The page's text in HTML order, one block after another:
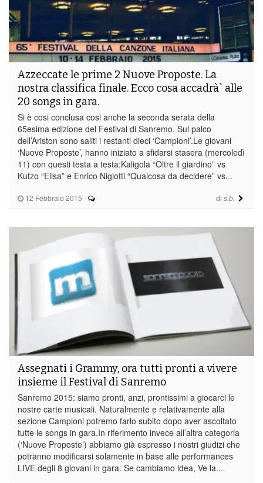
12 Febbraio 2015 - di s.b.
Azzeccate le prime 2 Nuove Proposte. La
nostra classifica finale. Ecco cosa accadrà` alle
20 songs in gara.
Si è cosi conclusa cosi anche la seconda serata della
65esima edizione del Festival di Sanremo. Sul palco
dell’Ariston sono saliti i restanti dieci ‘Campioni’.Le giovani
‘Nuove Proposte’, hanno iniziato a sfidarsi stasera (mercoledì
11) con questi testa a testa:Kaligola “Oltre il giardino” vs
Kutzo “Elisa” e Enrico Nigiotti “Qualcosa da decidere” vs...
Assegnati i Grammy, ora tutti pronti a vivere
insieme il Festival di Sanremo
Sanremo 2015: siamo pronti, anzi, prontissimi a giocarci le
nostre carte musicali. Naturalmente e relativamente alla
sezione Campioni potremo farlo subito dopo aver ascoltato
tutte le songs in gara.In riferimento invece all’altra categoria
(‘Nuove Proposte’) abbiamo già espresso i nostri giudizi che
potranno modificarsi solamente in base alle performances
LIVE degli 8 giovani in gara. Se cambiamo idea, Ve la...